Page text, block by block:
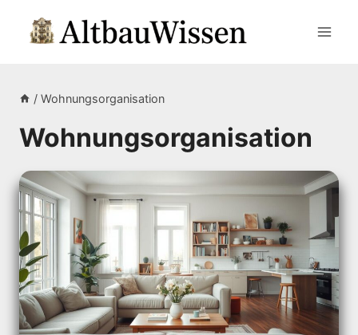
Inhalt
/ Wohnungsorganisation
Wohnungsorganisation